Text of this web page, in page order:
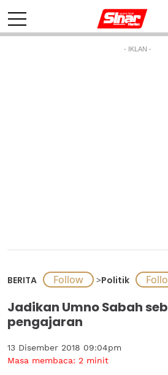
- IKLAN -
BERITA >Politik
Jadikan Umno Sabah
pengajaran
13 Disember 2018 09:04pm
Masa membaca: 2 minit